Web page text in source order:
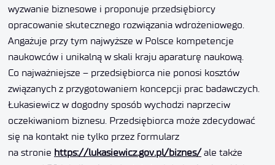
wyzwanie biznesowe i proponuje przedsiębiorcy
opracowanie skutecznego rozwiązania wdrożeniowego.
Angażuje przy tym najwyższe w Polsce kompetencje
naukowców i unikalną w skali kraju aparaturę naukową.
Co najważniejsze – przedsiębiorca nie ponosi kosztów
związanych z przygotowaniem koncepcji prac badawczych.
Łukasiewicz w dogodny sposób wychodzi naprzeciw
oczekiwaniom biznesu. Przedsiębiorca może zdecydować
się na kontakt nie tylko przez formularz
na stronie https://lukasiewicz.gov.pl/biznes/ale także